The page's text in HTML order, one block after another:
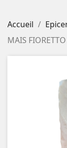
Accueil
MAIS